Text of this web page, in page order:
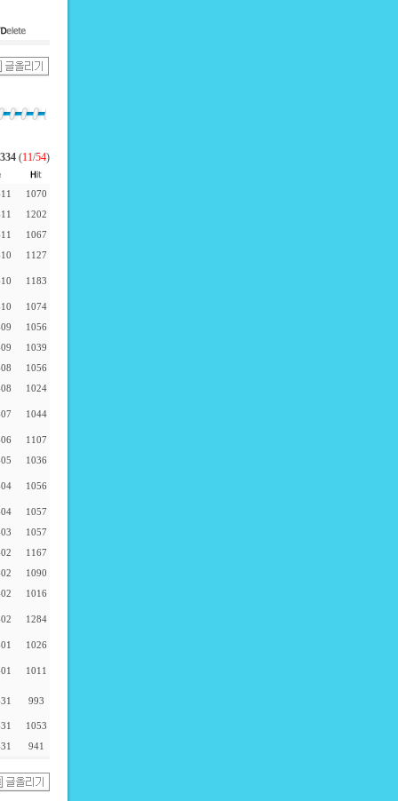
(11/54)
1070
1202
1067
1127
1183
1074
1056
1039
1056
1024
1044
1107
1036
1056
1057
1057
1167
1090
1016
1284
1026
1011
993
1053
941